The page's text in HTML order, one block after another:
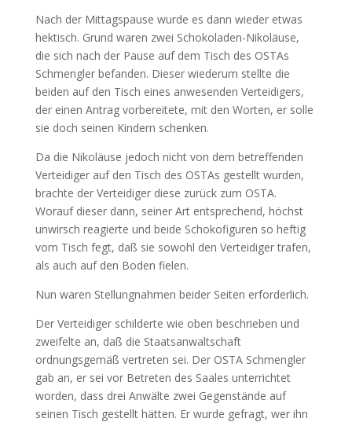
Nach der Mittagspause wurde es dann wieder etwas
hektisch. Grund waren zwei Schokoladen-Nikoläuse,
die sich nach der Pause auf dem Tisch des OSTAs
Schmengler befanden. Dieser wiederum stellte die
beiden auf den Tisch eines anwesenden Verteidigers,
der einen Antrag vorbereitete, mit den Worten, er solle
sie doch seinen Kindern schenken.
Da die Nikoläuse jedoch nicht von dem betreffenden
Verteidiger auf den Tisch des OSTAs gestellt wurden,
brachte der Verteidiger diese zurück zum OSTA.
Worauf dieser dann, seiner Art entsprechend, höchst
unwirsch reagierte und beide Schokofiguren so heftig
vom Tisch fegt, daß sie sowohl den Verteidiger trafen,
als auch auf den Boden fielen.
Nun waren Stellungnahmen beider Seiten erforderlich.
Der Verteidiger schilderte wie oben beschrieben und
zweifelte an, daß die Staatsanwaltschaft
ordnungsgemäß vertreten sei. Der OSTA Schmengler
gab an, er sei vor Betreten des Saales unterrichtet
worden, dass drei Anwälte zwei Gegenstände auf
seinen Tisch gestellt hätten. Er wurde gefragt, wer ihn